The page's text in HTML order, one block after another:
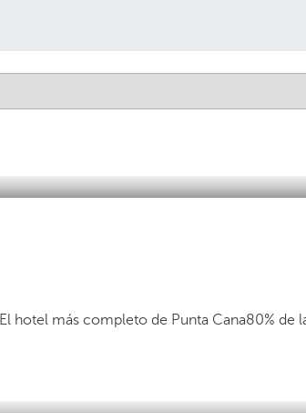
El hotel más completo de Punta Cana80% de